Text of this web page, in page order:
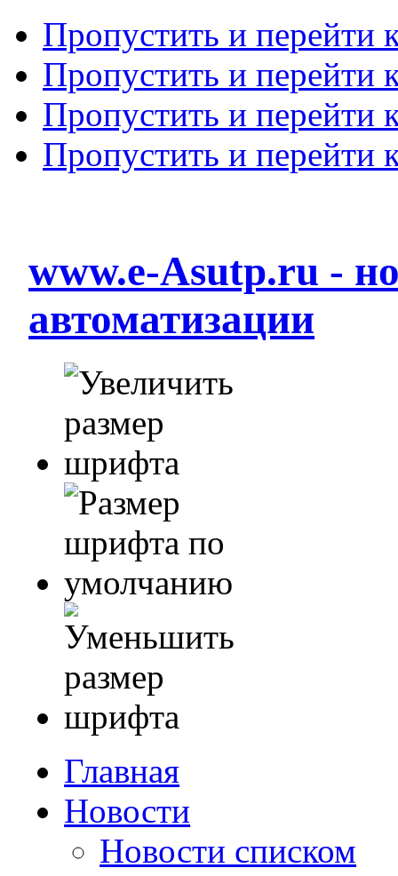
Пропустить и перейти
Пропустить и перейти
Пропустить и перейти
Пропустить и перейти
www.e-Asutp.ru -
автоматизации
Главная
Новости
Новости списком